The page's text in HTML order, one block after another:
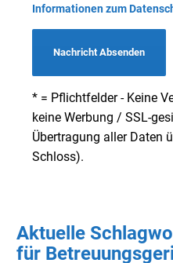
Informationen zum
Nachricht Absenden
* = Pflichtfelder - Keine
keine Werbung / SSL-
Übertragung aller Daten
Schloss).
Aktuelle
für